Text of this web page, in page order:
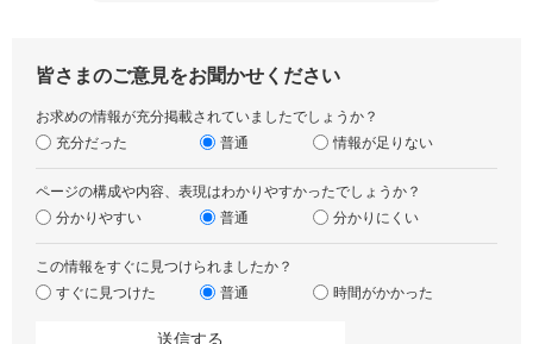
皆さまのご意見をお聞かせください
お求めの情報が充分掲載されていましたでしょうか？
充分だった
普通 情報が足りない
ページの構成や内容、表現はわかりやすかったでしょうか？
分かりやすい
普通 分かりにくい
この情報をすぐに見つけられましたか？
すぐに見つけた
普通 時間がかかった